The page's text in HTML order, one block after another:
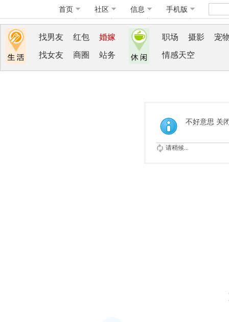
首页 社区 信息 手机版
找男友 红包 婚嫁
找女友 商圈 站务
职场 摄影 宠
情感天空
不好意思 关
请稍候...